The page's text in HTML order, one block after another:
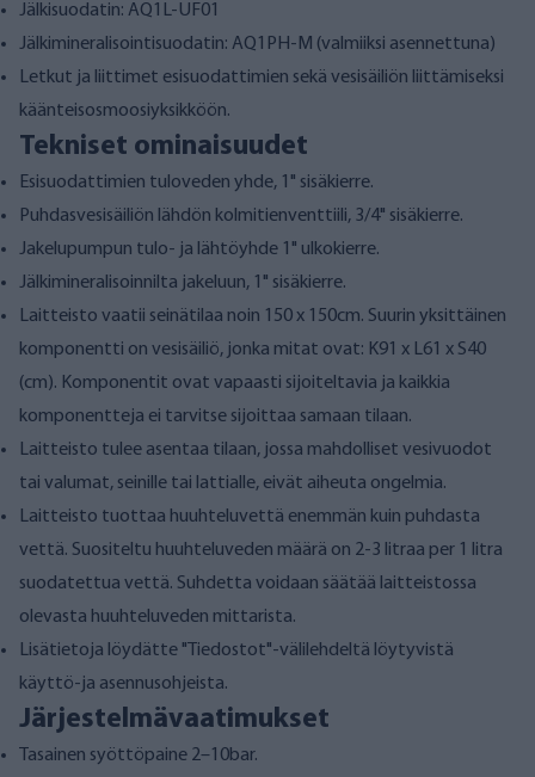
Jälkisuodatin: AQ1L-UF01
Jälkimineralisointisuodatin: AQ1PH-M (valmiiksi asennettuna)
Letkut ja liittimet esisuodattimien sekä vesisäiliön liittämiseksi
käänteisosmoosiyksikköön.
Tekniset ominaisuudet
Esisuodattimien tuloveden yhde, 1" sisäkierre.
Puhdasvesisäiliön lähdön kolmitienventtiili, 3/4" sisäkierre.
Jakelupumpun tulo- ja lähtöyhde 1" ulkokierre.
Jälkimineralisoinnilta jakeluun, 1" sisäkierre.
Laitteisto vaatii seinätilaa noin 150 x 150cm. Suurin yksittäinen
komponentti on vesisäiliö, jonka mitat ovat: K91 x L61 x S40
(cm). Komponentit ovat vapaasti sijoiteltavia ja kaikkia
komponentteja ei tarvitse sijoittaa samaan tilaan.
Laitteisto tulee asentaa tilaan, jossa mahdolliset vesivuodot
tai valumat, seinille tai lattialle, eivät aiheuta ongelmia.
Laitteisto tuottaa huuhteluvettä enemmän kuin puhdasta
vettä. Suositeltu huuhteluveden määrä on 2-3 litraa per 1 litra
suodatettua vettä. Suhdetta voidaan säätää laitteistossa
olevasta huuhteluveden mittarista.
Lisätietoja löydätte "Tiedostot"-välilehdeltä löytyvistä
käyttö-ja asennusohjeista.
Järjestelmävaatimukset
Tasainen syöttöpaine 2–10bar.